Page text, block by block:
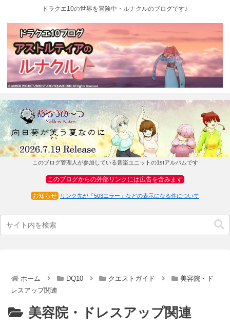
ドラクエ10の世界を冒険中・ルナクルのブログです♪
このブログ管理人が参加している音楽ユニットの1stアルバムです
このブログからの外部リンクには広告を含みます
お知らせ リンク先が「503エラー」などの表示になる件について
ホーム DQ10 クエストガイド
美容院・ド
レスアップ関連
美容院・ドレスアップ関連